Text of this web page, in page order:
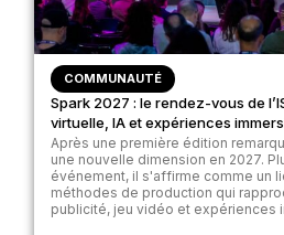
COMMUNAUTÉ
Spark 2027 : le rendez-vous de
virtuelle, IA et expériences
Après une première édition
une nouvelle dimension en 2027.
événement, il s'affirme comme un
méthodes de production qui
publicité, jeu vidéo et expériences